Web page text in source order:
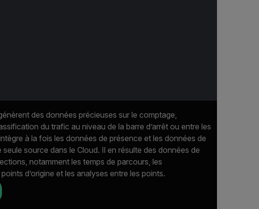
des données précieuses sur le comptage,
du trafic au niveau de la barre d’arrêt ou entre les
à la fois les données de présence et les données de
source dans le Cloud. Il en résulte des données de
notamment les temps de parcours, les
d’origine et les analyses entre les points.